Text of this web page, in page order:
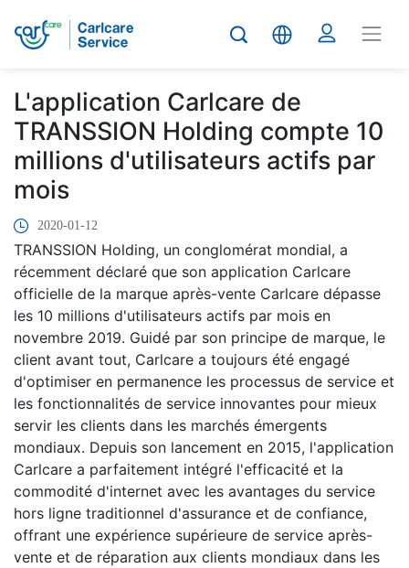
L'application Carlcare de
TRANSSION Holding compte 10
millions d'utilisateurs actifs par
mois
2020-01-12
TRANSSION Holding, un conglomérat mondial, a
récemment déclaré que son application Carlcare
officielle de la marque après-vente Carlcare dépasse
les 10 millions d'utilisateurs actifs par mois en
novembre 2019. Guidé par son principe de marque, le
client avant tout, Carlcare a toujours été engagé
d'optimiser en permanence les processus de service et
les fonctionnalités de service innovantes pour mieux
servir les clients dans les marchés émergents
mondiaux. Depuis son lancement en 2015, l'application
Carlcare a parfaitement intégré l'efficacité et la
commodité d'internet avec les avantages du service
hors ligne traditionnel d'assurance et de confiance,
offrant une expérience supérieure de service après-
vente et de réparation aux clients mondiaux dans les